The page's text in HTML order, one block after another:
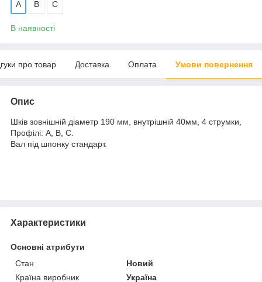
А В С
В наявності
про товар Доставка Оплата Умови повернення
Опис
Шків зовнішній діаметр 190 мм, внутрішній 40мм, 4 струмки,
Профілі: А, В, С.
Вал під шпонку стандарт.
Характеристики
Основні атрибути
Стан
Новий
Країна виробник
Україна